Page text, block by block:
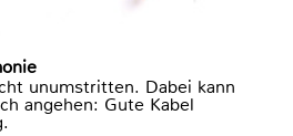
unumstritten. Dabei kann
angehen: Gute Kabel